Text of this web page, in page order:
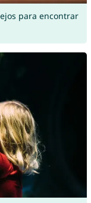
para encontrar